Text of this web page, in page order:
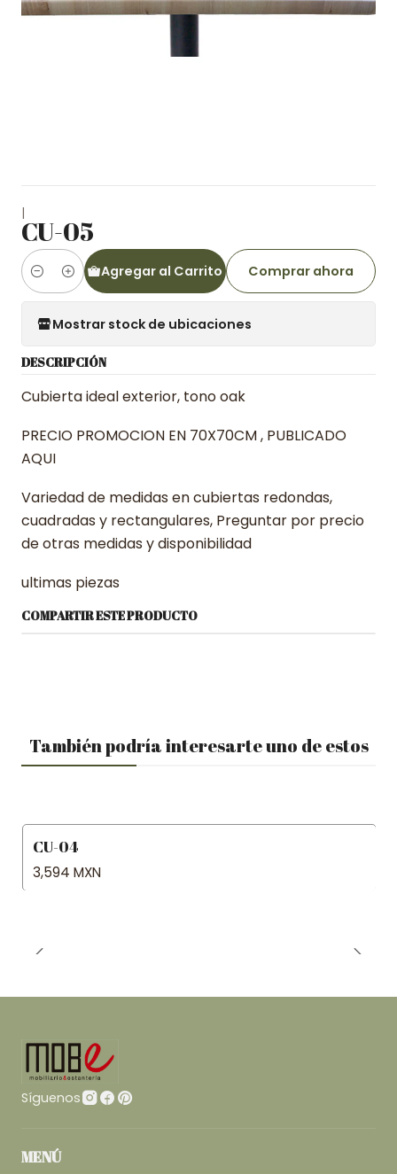
|
CU-05
Cantidad
Agregar al Carrito Comprar ahora
Mostrar stock de ubicaciones
DESCRIPCIÓN
Cubierta ideal exterior, tono oak
PRECIO PROMOCION EN 70X70CM , PUBLICADO
AQUI
Variedad de medidas en cubiertas redondas,
cuadradas y rectangulares, Preguntar por precio
de otras medidas y disponibilidad
ultimas piezas
COMPARTIR ESTE PRODUCTO
También podría interesarte uno de estos
CU-04
3,594 MXN
Síguenos
MENÚ